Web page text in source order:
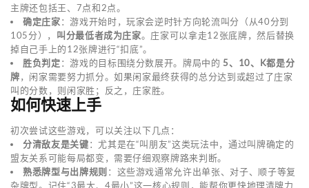
主牌还包括王、7点和2点。
确定庄家：游戏开始时，玩家会逆时针方向轮流叫分（从40分到
105分）， 叫分最低者成为庄家。庄家可以拿走12张底牌，然后替换
掉自己手上的12张牌进行“扣底”。
胜负判定：游戏的目标围绕分数展开。牌局中的 5、10、K都是分
牌，闲家需要努力抓分。如果闲家最终获得的总分达到或超过了庄家
叫的分数，则闲家胜；反之，庄家胜。
如何快速上手
初次尝试这些游戏，可以关注以下几点：
分清敌友是关键：尤其是在“叫朋友”这类玩法中，通过叫牌确定的
盟友关系可能每局都变，需要仔细观察牌路来判断。
熟悉牌型与出牌规则 ：这些游戏通常允许出单张、对子、顺子等复
杂牌型。记住“3最大、4最小”这一核心规则，能帮你更快地理清牌力